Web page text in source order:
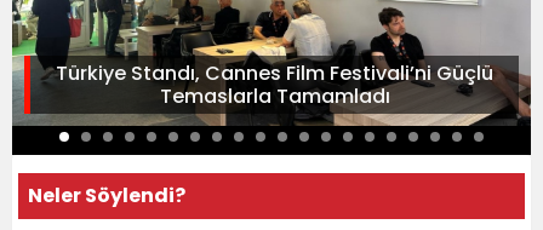
Türkiye Standı, Cannes Film Festivali’ni Güçlü
Temaslarla Tamamladı
Neler Söylendi?